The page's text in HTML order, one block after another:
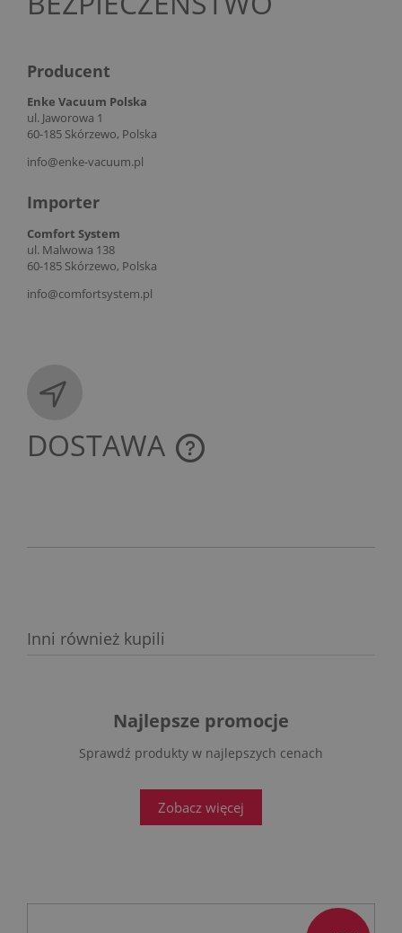
Producent
Enke Vacuum Polska
ul. Jaworowa 1
60-185 Skórzewo, Polska
info@enke-vacuum.pl
Importer
Comfort System
ul. Malwowa 138
60-185 Skórzewo, Polska
info@comfortsystem.pl
DOSTAWA
CENA NIE ZAWIERA EWENTUALNYCH KOSZTÓW
Inni również kupili
Najlepsze promocje
Sprawdź produkty w najlepszych cenach
Zobacz więcej